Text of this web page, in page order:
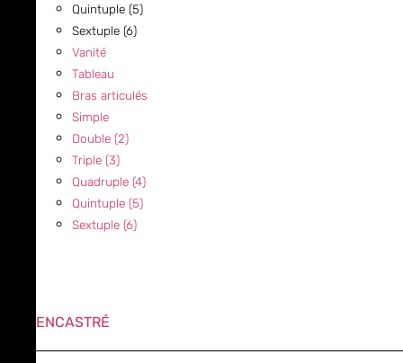
Quintuple (5)
Sextuple (6)
Vanité
Tableau
Bras articulés
Simple
Double (2)
Triple (3)
Quadruple (4)
Quintuple (5)
Sextuple (6)
ENCASTRÉ